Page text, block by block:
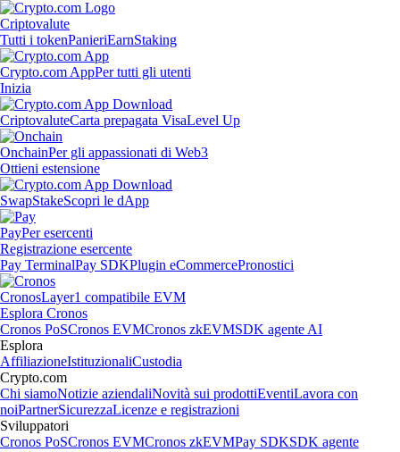
Criptovalute
Tutti i tokenPanieriEarnStaking
Crypto.com AppPer tutti gli utenti
Inizia
CriptovaluteCarta prepagata VisaLevel Up
OnchainPer gli appassionati di Web3
Ottieni estensione
SwapStakeScopri le dApp
PayPer esercenti
Registrazione esercente
Pay TerminalPay SDKPlugin eCommercePronostici
CronosLayer1 compatibile EVM
Esplora Cronos
Cronos PoSCronos EVMCronos zkEVMSDK agente AI
Esplora
AffiliazioneIstituzionaliCustodia
Crypto.com
Chi siamoNotizie aziendaliNovità sui prodottiEventiLavora con
noiPartnerSicurezzaLicenze e registrazioni
Sviluppatori
Cronos PoSCronos EVMCronos zkEVMPay SDKSDK agente